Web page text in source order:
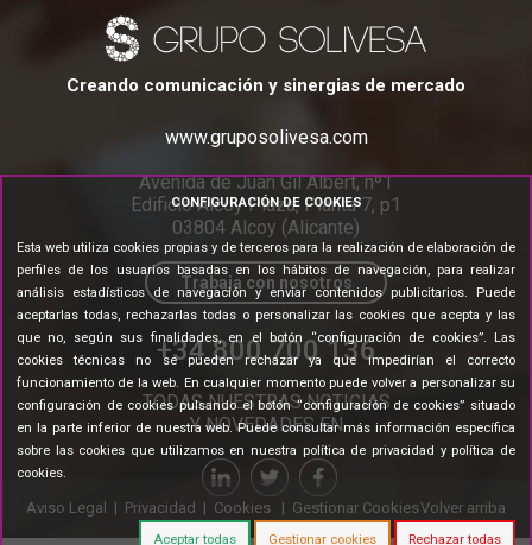
Creando comunicación y sinergias de mercado
www.gruposolivesa.com
Avenida de Juan Gil Albert, nº1
Edificio Alcoy Plaza, Planta 7, p1
03804 Alcoy (Alicante)
Trabaja con nosotros
+34 800 700 136
TODAS NUESTRAS NOTICIAS
Y NOVEDADES EN
Aviso Legal | Privacidad | Cookies | Gestionar CookiesVolver arriba
CONFIGURACIÓN DE COOKIES
Esta web utiliza cookies propias y de terceros para la realización de elaboración de
perfiles de los usuarios basadas en los hábitos de navegación, para realizar
análisis estadísticos de navegación y enviar contenidos publicitarios. Puede
aceptarlas todas, rechazarlas todas o personalizar las cookies que acepta y las
que no, según sus finalidades, en el botón “configuración de cookies”. Las
cookies técnicas no se pueden rechazar ya que impedirían el correcto
funcionamiento de la web. En cualquier momento puede volver a personalizar su
configuración de cookies pulsando el botón “configuración de cookies” situado
en la parte inferior de nuestra web. Puede consultar más información específica
sobre las cookies que utilizamos en nuestra política de privacidad y política de
cookies.
Aceptar todas Gestionar cookies Rechazar todas